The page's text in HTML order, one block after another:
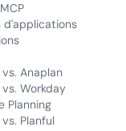
d'applications
Anaplan
Workday
Planning
Planful